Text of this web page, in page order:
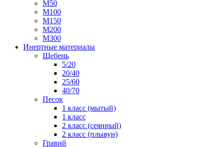
М50
М100
М150
М200
М300
Инертные материалы
Щебень
5/20
20/40
25/60
40/70
Песок
1 класс (мытый)
1 класс
2 класс (сеянный)
2 класс (плывун)
Гравий